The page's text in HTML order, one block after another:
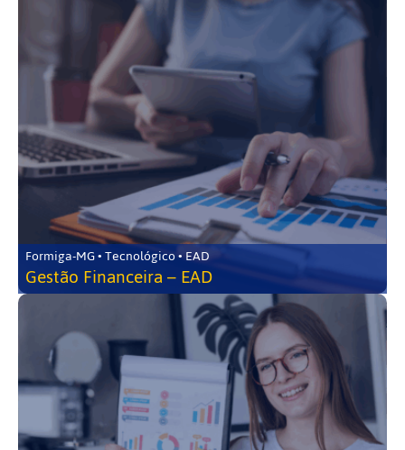
Formiga-MG • Tecnológico • EAD
Gestão Financeira – EAD